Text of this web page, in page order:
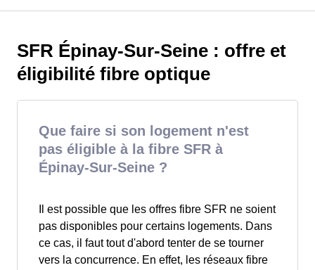
SFR Épinay-Sur-Seine : offre et
éligibilité fibre optique
Que faire si son logement n'est
pas éligible à la fibre SFR à
Épinay-Sur-Seine ?
Il est possible que les offres fibre SFR ne soient
pas disponibles pour certains logements. Dans
ce cas, il faut tout d'abord tenter de se tourner
vers la concurrence. En effet, les réseaux fibre